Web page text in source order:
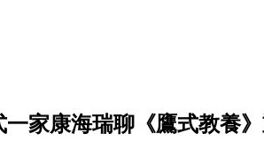
家康海瑞聊《鷹式教養